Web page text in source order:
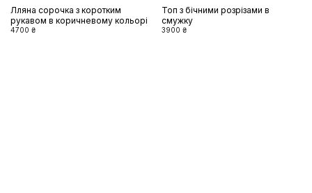
Лляна сорочка з коротким
рукавом в коричневому кольорі
4700 ₴
Топ з бічними розрізами в
смужку
3900 ₴